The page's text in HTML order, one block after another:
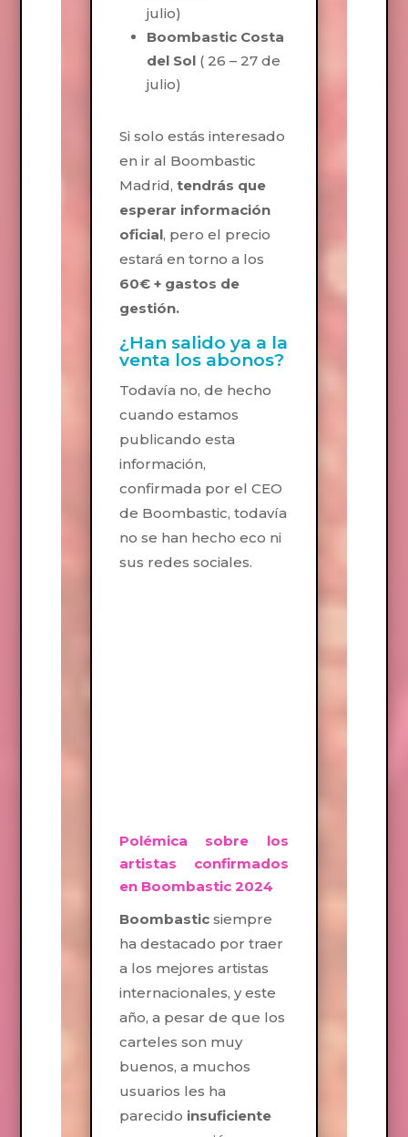
julio)
Boombastic Costa
del Sol( 26 – 27 de
julio)
Si solo estás interesado
en ir al Boombastic
Madrid, tendrás que
esperar información
oficial, pero el precio
estará en torno a los
60€ + gastos de
gestión.
¿Han salido ya a la
venta los abonos?
Todavía no, de hecho
cuando estamos
publicando esta
información,
confirmada por el CEO
de Boombastic, todavía
no se han hecho eco ni
sus redes sociales.
Polémica sobre los
artistas confirmados
en Boombastic 2024
Boombasticsiempre
ha destacado por traer
a los mejores artistas
internacionales, y este
año, a pesar de que los
carteles son muy
buenos, a muchos
usuarios les ha
parecido insuficiente